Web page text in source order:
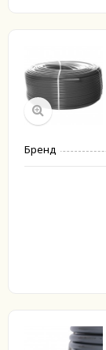
Бренд